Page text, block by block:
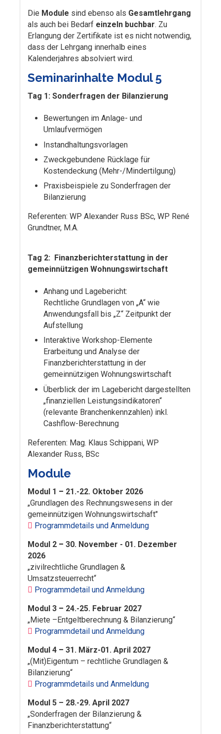
Die Module sind ebenso als Gesamtlehrgang
als auch bei Bedarf einzeln buchbar. Zu
Erlangung der Zertifikate ist es nicht notwendig,
dass der Lehrgang innerhalb eines
Kalenderjahres absolviert wird.
Seminarinhalte Modul 5
Tag 1: Sonderfragen der Bilanzierung
Bewertungen im Anlage- und
Umlaufvermögen
Instandhaltungsvorlagen
Zweckgebundene Rücklage für
Kostendeckung (Mehr-/Mindertilgung)
Praxisbeispiele zu Sonderfragen der
Bilanzierung
Referenten: WP Alexander Russ BSc, WP René
Grundtner, M.A.
Tag 2: Finanzberichterstattung in der
gemeinnützigen Wohnungswirtschaft
Anhang und Lagebericht:
Rechtliche Grundlagen von „A“ wie
Anwendungsfall bis „Z“ Zeitpunkt der
Aufstellung
Interaktive Workshop-Elemente
Erarbeitung und Analyse der
Finanzberichterstattung in der
gemeinnützigen Wohnungswirtschaft
Überblick der im Lagebericht dargestellten
„finanziellen Leistungsindikatoren“
(relevante Branchenkennzahlen) inkl.
Cashflow-Berechnung
Referenten: Mag. Klaus Schippani, WP
Alexander Russ, BSc
Module
Modul 1 – 21.-22. Oktober 2026
„Grundlagen des Rechnungswesens in der
gemeinnützigen Wohnungswirtschaft"
Programmdetails und Anmeldung
Modul 2 – 30. November - 01. Dezember
2026
„zivilrechtliche Grundlagen &
Umsatzsteuerrecht“
Programmdetail und Anmeldung
Modul 3 – 24.-25. Februar 2027
„Miete –Entgeltberechnung & Bilanzierung“
Programmdetail und Anmeldung
Modul 4 – 31. März-01. April 2027
„(Mit)Eigentum – rechtliche Grundlagen &
Bilanzierung“
Programmdetails und Anmeldung
Modul 5 – 28.-29. April 2027
„Sonderfragen der Bilanzierung &
Finanzberichterstattung“